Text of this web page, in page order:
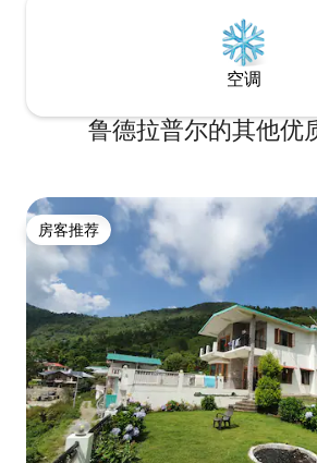
空调
鲁德拉普尔的其他优
房客推荐
房客推荐